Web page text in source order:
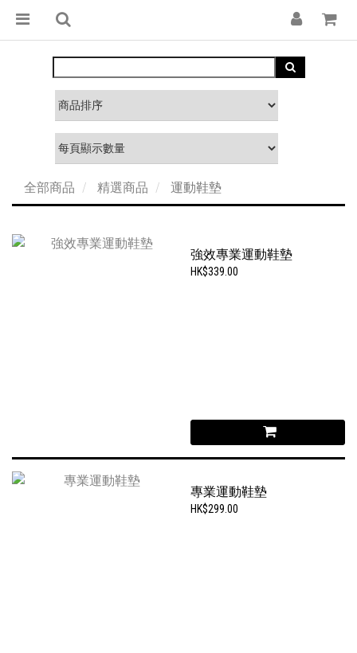
全部商品 精選商品 運動鞋墊
強效專業運動鞋墊
HK$339.00
專業運動鞋墊
HK$299.00